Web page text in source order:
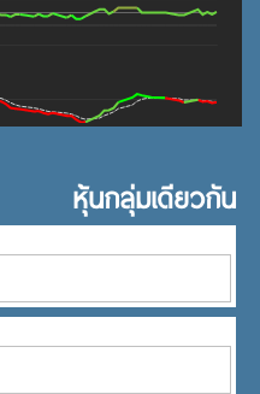
หุ้นกลุ่มเดียวกัน